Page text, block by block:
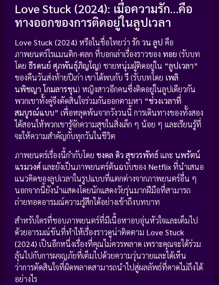
Love Stuck (2024): เมื่อความรัก…คือ
ทางออกของการติดอยู่ในลูปเวลา
Love Stuck (2024) หรือในชื่อไทยว่า รัก วน ลูป คือ
ภาพยนตร์โรแมนติก-ตลก ที่บอกเล่าเรื่องราวของ ทอย (รับบท
โดย ธีรดนย์ ศุภพันธุ์ภิญโญ) ชายหนุ่มผู้ติดอยู่ใน “ลูปเวลา”
ของคืนวันส่งท้ายปีเก่า เขาได้พบกับวี(รับบทโดย เพลิ
นพิชญา โกมลารชุน) หญิงสาวอีกคนซึ่งติดอยู่ในลูปเดียวกัน
พวกเขาทั้งคู่จึงตัดสินใจร่วมกันออกตามหา “ช่วงเวลาที่
สมบูรณ์แบบ” เพื่อหลุดพ้นจากวังวนนี้ การเดินทางของทั้งสอง
ได้สอนให้พวกเขารู้จักความสุขในสิ่งเล็ก ๆ น้อย ๆ และเรียนรู้ที่
จะให้ความสำคัญกับทุกวันในชีวิต
ภาพยนตร์เรื่องนี้กำกับโดย ชงดล ดิว สุขวรพัทธ์และ นพรัตน์
แรมวงศ์และยังเป็นภาพยนตร์ต้นฉบับของ Netflixที่นำเสนอ
แนวคิดของลูปเวลาในรูปแบบที่แตกต่างจากภาพยนตร์อื่น ๆ
นอกจากนี้ยังนำแสดงโดยนักแสดงวัยรุ่นมากฝีมือที่สามารถ
ถ่ายทอดอารมณ์ความรู้สึกได้อย่างเข้าถึงบทบาท
สำหรับใครที่ชอบภาพยนตร์ที่มีเนื้อหาอบอุ่นหัวใจและเต็มไป
ด้วยอารมณ์ขันที่ทำให้เรื่องราวดูน่าติดตาม Love Stuck
(2024) เป็นอีกหนึ่งเรื่องที่คุณไม่ควรพลาด เพราะคุณจะได้ร่วม
ลุ้นไปกับการผจญภัยที่เต็มไปด้วยความวุ่นวายและได้เห็น
ว่าการตัดสินใจที่ผิดพลาดสามารถนำไปสู่ผลลัพธ์ที่คาดไม่ถึงได้
อย่างไร